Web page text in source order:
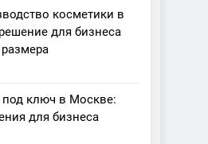
косметики в
для бизнеса
под ключ в Москве:
для бизнеса